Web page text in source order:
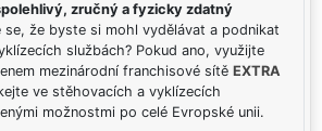
zručný a fyzicky zdatný
se, že byste si mohl vydělávat a podnikat
službách? Pokud ano, využijte
mezinárodní franchisové sítě EXTRA
ve stěhovacích a vyklízecích
možnostmi po celé Evropské unii.